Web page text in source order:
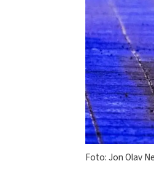
Foto: Jon Olav